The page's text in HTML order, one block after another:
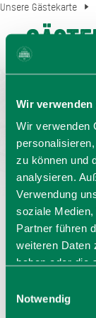
Wir verwenden
Wir verwenden
zu können und
analysieren.
Verwendung
soziale
Partner führen
weiteren Daten
haben oder die
Cookies, wenn
Notwendig
Unsere Gästekarte